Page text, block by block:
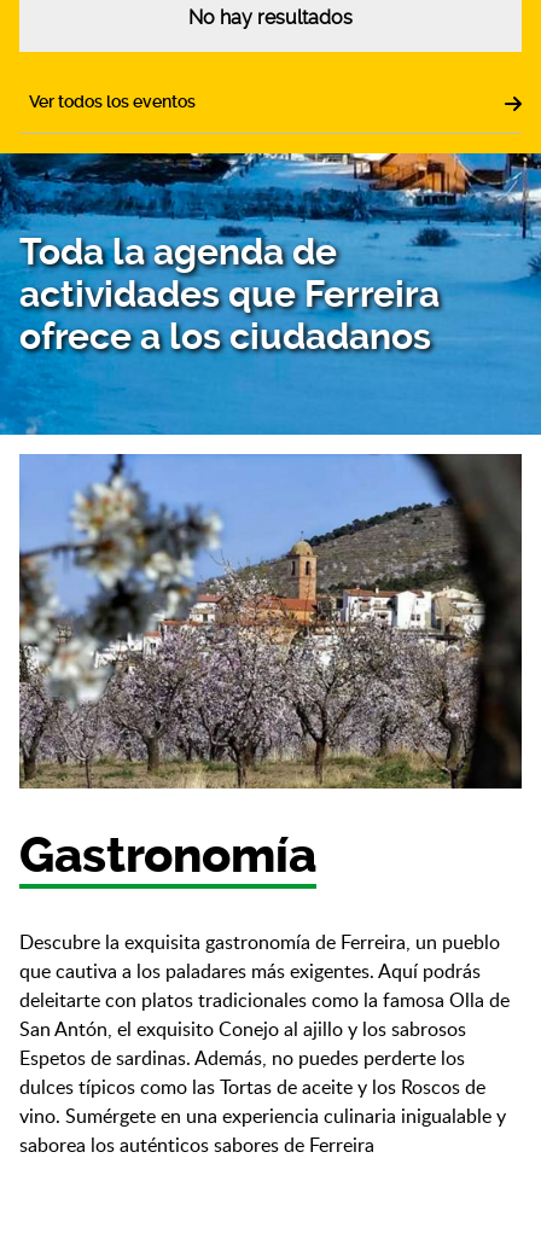
No hay resultados
Ver todos los eventos
Toda la agenda de
actividades que Ferreira
ofrece a los ciudadanos
Gastronomía
Descubre la exquisita gastronomía de Ferreira, un pueblo
que cautiva a los paladares más exigentes. Aquí podrás
deleitarte con platos tradicionales como la famosa Olla de
San Antón, el exquisito Conejo al ajillo y los sabrosos
Espetos de sardinas. Además, no puedes perderte los
dulces típicos como las Tortas de aceite y los Roscos de
vino. Sumérgete en una experiencia culinaria inigualable y
saborea los auténticos sabores de Ferreira